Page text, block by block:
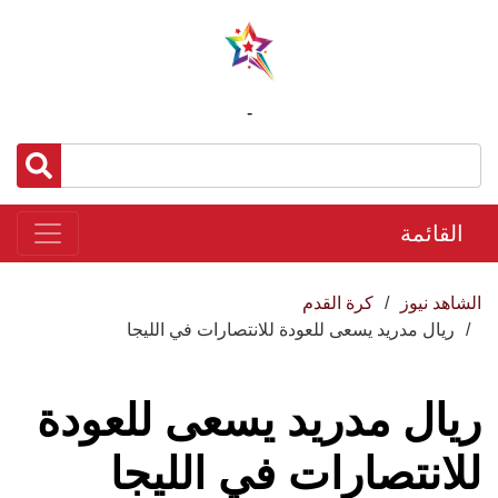
-
القائمة
الشاهد نيوز
كرة القدم
ريال مدريد يسعى للعودة للانتصارات في الليجا
ريال مدريد يسعى للعودة
للانتصارات في الليجا